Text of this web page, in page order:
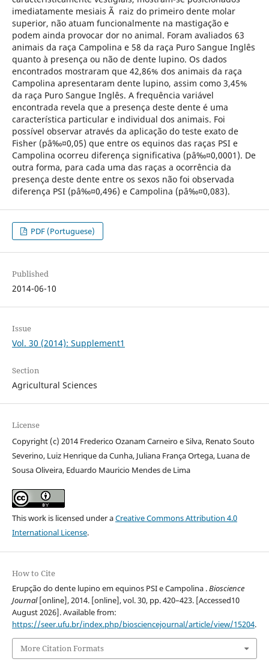
imediatamente mesiais Ã raiz do primeiro dente molar
superior, não atuam funcionalmente na mastigação e
podem ainda provocar dor no animal. Foram avaliados 63
animais da raça Campolina e 58 da raça Puro Sangue Inglês
quanto à presença ou não de dente lupino. Os dados
encontrados mostraram que 42,86% dos animais da raça
Campolina apresentaram dente lupino, assim como 3,45%
da raça Puro Sangue Inglês. A frequência variável
encontrada revela que a presença deste dente é uma
característica particular e individual dos animais. Foi
possível observar através da aplicação do teste exato de
Fisher (pâ‰¤0,05) que entre os equinos das raças PSI e
Campolina ocorreu diferença significativa (pâ‰¤0,0001). De
outra forma, para cada uma das raças a ocorrência da
presença deste dente entre os sexos não foi observada
diferença PSI (pâ‰¤0,496) e Campolina (pâ‰¤0,083).
PDF (Portuguese)
Published
2014-06-10
Issue
Vol. 30 (2014): Supplement1
Section
Agricultural Sciences
License
Copyright (c) 2014 Frederico Ozanam Carneiro e Silva, Renato Souto
Severino, Luiz Henrique da Cunha, Juliana França Ortega, Luana de
Sousa Oliveira, Eduardo Mauricio Mendes de Lima
This work is licensed under aCreative Commons Attribution 4.0
International License.
How to Cite
Erupção do dente lupino em equinos PSI e Campolina .Bioscience
Journal[online], 2014. [online], vol. 30, pp. 420–423. [Accessed10
August 2026]. Available from:
https://seer.ufu.br/index.php/biosciencejournal/article/view/15204.
More Citation Formats